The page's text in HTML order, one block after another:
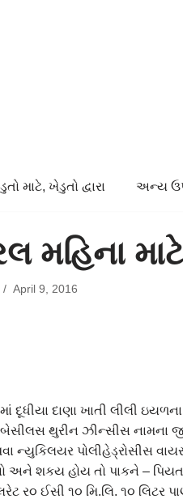
માટે, ખેડુતો દ્વારા અન્ય
મહિના
April 9, 2016
દૂધીયા દાણા ખાતી લીલી
થુરીન ઝીન્સીસ નામના
ન્યુકિલયર પોલીહેડ્રોસીસ
અને શકય હોય તો પાકને –
ર૦ ઈસી ૧૦ મિ.લિ. ૧૦ લિટર